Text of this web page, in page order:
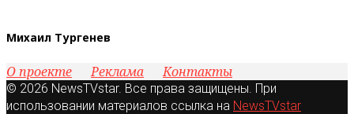
Михаил Тургенев
О проекте Реклама Контакты
© 2026 NewsTVstar. Все права защищены. При
использовании материалов ссылка на NewsTVstar